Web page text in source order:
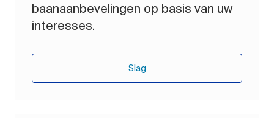
baanaanbevelingen op basis van uw
interesses.
Slag